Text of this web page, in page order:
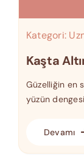
Kategori:
Kaşta
Güzelliğin en
yüzün
Devamı